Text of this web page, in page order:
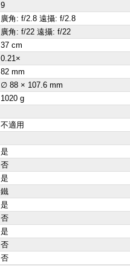
9
廣角: f/2.8 遠攝: f/2.8
廣角: f/22 遠攝: f/22
37 cm
0.21×
82 mm
∅ 88 × 107.6 mm
1020 g
不適用
是
否
是
鐵
是
否
是
否
否